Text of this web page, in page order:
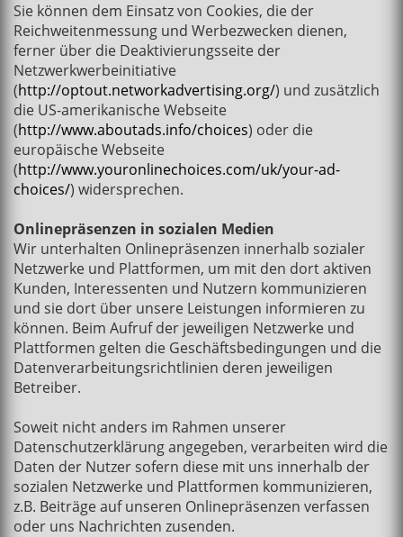
Sie können dem Einsatz von Cookies, die der
Reichweitenmessung und Werbezwecken dienen,
ferner über die Deaktivierungsseite der
Netzwerkwerbeinitiative
(http://optout.networkadvertising.org/) und zusätzlich
die US-amerikanische Webseite
(http://www.aboutads.info/choices) oder die
europäische Webseite
(http://www.youronlinechoices.com/uk/your-ad-
choices/) widersprechen.
Onlinepräsenzen in sozialen Medien
Wir unterhalten Onlinepräsenzen innerhalb sozialer
Netzwerke und Plattformen, um mit den dort aktiven
Kunden, Interessenten und Nutzern kommunizieren
und sie dort über unsere Leistungen informieren zu
können. Beim Aufruf der jeweiligen Netzwerke und
Plattformen gelten die Geschäftsbedingungen und die
Datenverarbeitungsrichtlinien deren jeweiligen
Betreiber.
Soweit nicht anders im Rahmen unserer
Datenschutzerklärung angegeben, verarbeiten wird die
Daten der Nutzer sofern diese mit uns innerhalb der
sozialen Netzwerke und Plattformen kommunizieren,
z.B. Beiträge auf unseren Onlinepräsenzen verfassen
oder uns Nachrichten zusenden.